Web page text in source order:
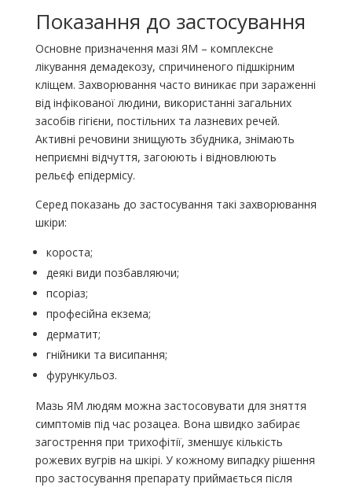
Показання до застосування
Основне призначення мазі ЯМ – комплексне
лікування демадекозу, спричиненого підшкірним
кліщем. Захворювання часто виникає при зараженні
від інфікованої людини, використанні загальних
засобів гігієни, постільних та лазневих речей.
Активні речовини знищують збудника, знімають
неприємні відчуття, загоюють і відновлюють
рельєф епідермісу.
Серед показань до застосування такі захворювання
шкіри:
короста;
деякі види позбавляючи;
псоріаз;
професійна екзема;
дерматит;
гнійники та висипання;
фурункульоз.
Мазь ЯМ людям можна застосовувати для зняття
симптомів під час розацеа. Вона швидко забирає
загострення при трихофітії, зменшує кількість
рожевих вугрів на шкірі. У кожному випадку рішення
про застосування препарату приймається після